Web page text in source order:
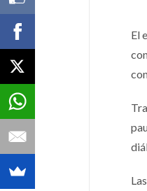
El